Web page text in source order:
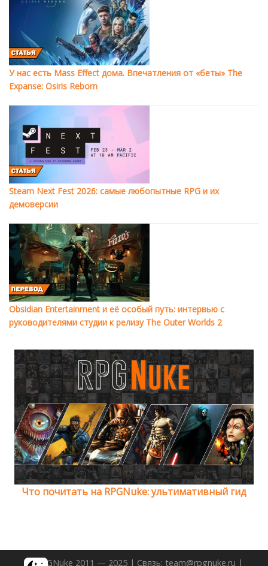
У нас есть Mass Effect дома. Впечатления от «беты» The
Expanse: Osiris Reborn
Steam Next Fest 2026: самые любопытные RPG и их
демоверсии
Obsidian Entertainment и её особый путь: интервью с
руководителями студии к релизу The Outer Worlds 2
Что почитать на RPGNuke: ультимативный гид
© RPGNuke 2011 — 2025 | Связь: team@rpgnuke.ru |